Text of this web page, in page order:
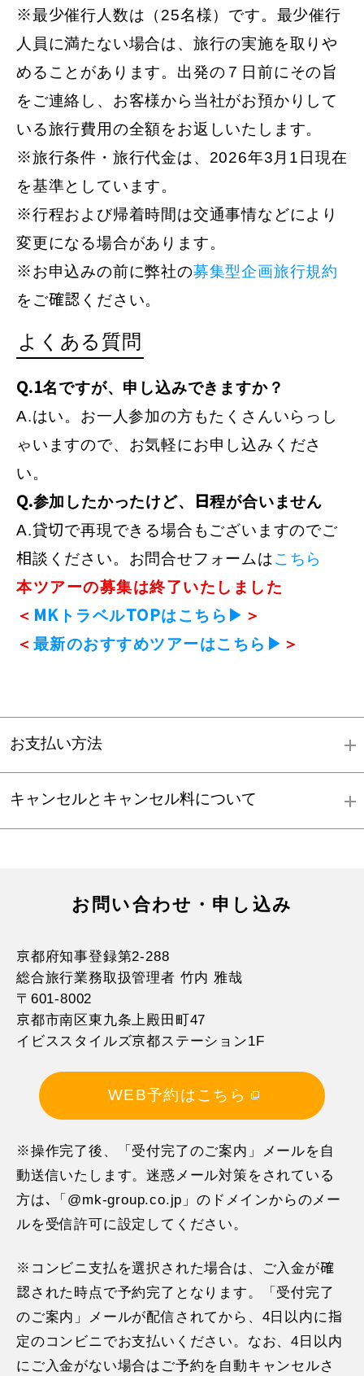
※最少催行人数は（25名様）です。最少催行
人員に満たない場合は、旅行の実施を取りや
めることがあります。出発の７日前にその旨
をご連絡し、お客様から当社がお預かりして
いる旅行費用の全額をお返しいたします。
※旅行条件・旅行代金は、2026年3月1日現在
を基準としています。
※行程および帰着時間は交通事情などにより
変更になる場合があります。
※お申込みの前に弊社の募集型企画旅行規約
をご確認ください。
よくある質問
Q.1名ですが、申し込みできますか？
A.はい。お一人参加の方もたくさんいらっし
ゃいますので、お気軽にお申し込みくださ
い。
Q.参加したかったけど、日程が合いません
A.貸切で再現できる場合もございますのでご
相談ください。お問合せフォームはこちら
本ツアーの募集は終了いたしました
＜ MKトラベルTOPはこちら▶ ＞
＜ 最新のおすすめツアーはこちら▶ ＞
お支払い方法
キャンセルとキャンセル料について
お問い合わせ・申し込み
京都府知事登録第2-288
総合旅行業務取扱管理者 竹内 雅哉
〒601-8002
京都市南区東九条上殿田町47
イビススタイルズ京都ステーション1F
WEB予約はこちら
※操作完了後、「受付完了のご案内」メールを自
動送信いたします。迷惑メール対策をされている
方は､「@mk-group.co.jp」のドメインからのメー
ルを受信許可に設定してください。
※コンビニ支払を選択された場合は、ご入金が確
認された時点で予約完了となります。「受付完了
のご案内」メールが配信されてから、4日以内に指
定のコンビニでお支払いください。なお、4日以内
にご入金がない場合はご予約を自動キャンセルさ